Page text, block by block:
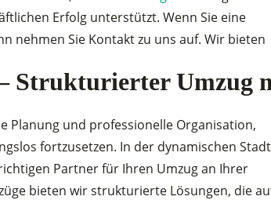
Erfolg unterstützt. Wenn Sie eine
nehmen Sie Kontakt zu uns auf. Wir bieten
Strukturierter Umzug
Planung und professionelle Organisation,
fortzusetzen. In der dynamischen Stadt
Partner für Ihren Umzug an Ihrer
bieten wir strukturierte Lösungen, die